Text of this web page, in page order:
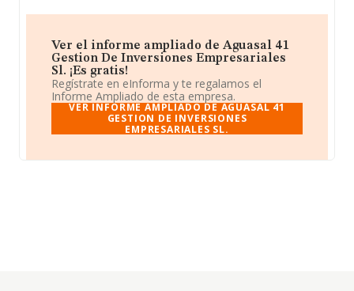
Ver el informe ampliado de Aguasal 41
Gestion De Inversiones Empresariales
Sl. ¡Es gratis!
Regístrate en eInforma y te regalamos el
Informe Ampliado de esta empresa.
VER INFORME AMPLIADO DE AGUASAL 41
GESTION DE INVERSIONES
EMPRESARIALES SL.